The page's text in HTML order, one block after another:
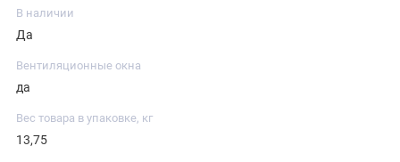
В наличии
Да
Вентиляционные окна
да
Вес товара в упаковке, кг
13,75